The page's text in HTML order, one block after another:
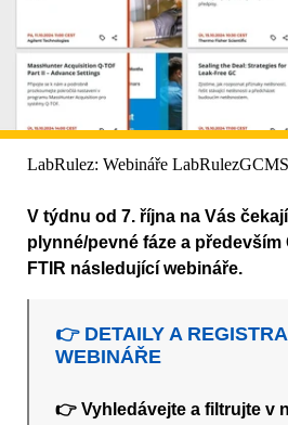
LabRulez: Webináře
V týdnu od 7. října na Vás
plynné/pevné fáze a především
FTIR následující webináře.
👉 DETAILY A
WEBINÁŘE
👉 Vyhledávejte a filtrujte v